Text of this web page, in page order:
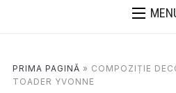
PRIMA PAGINĂ » COMPOZIȚIE
TOADER YVONNE